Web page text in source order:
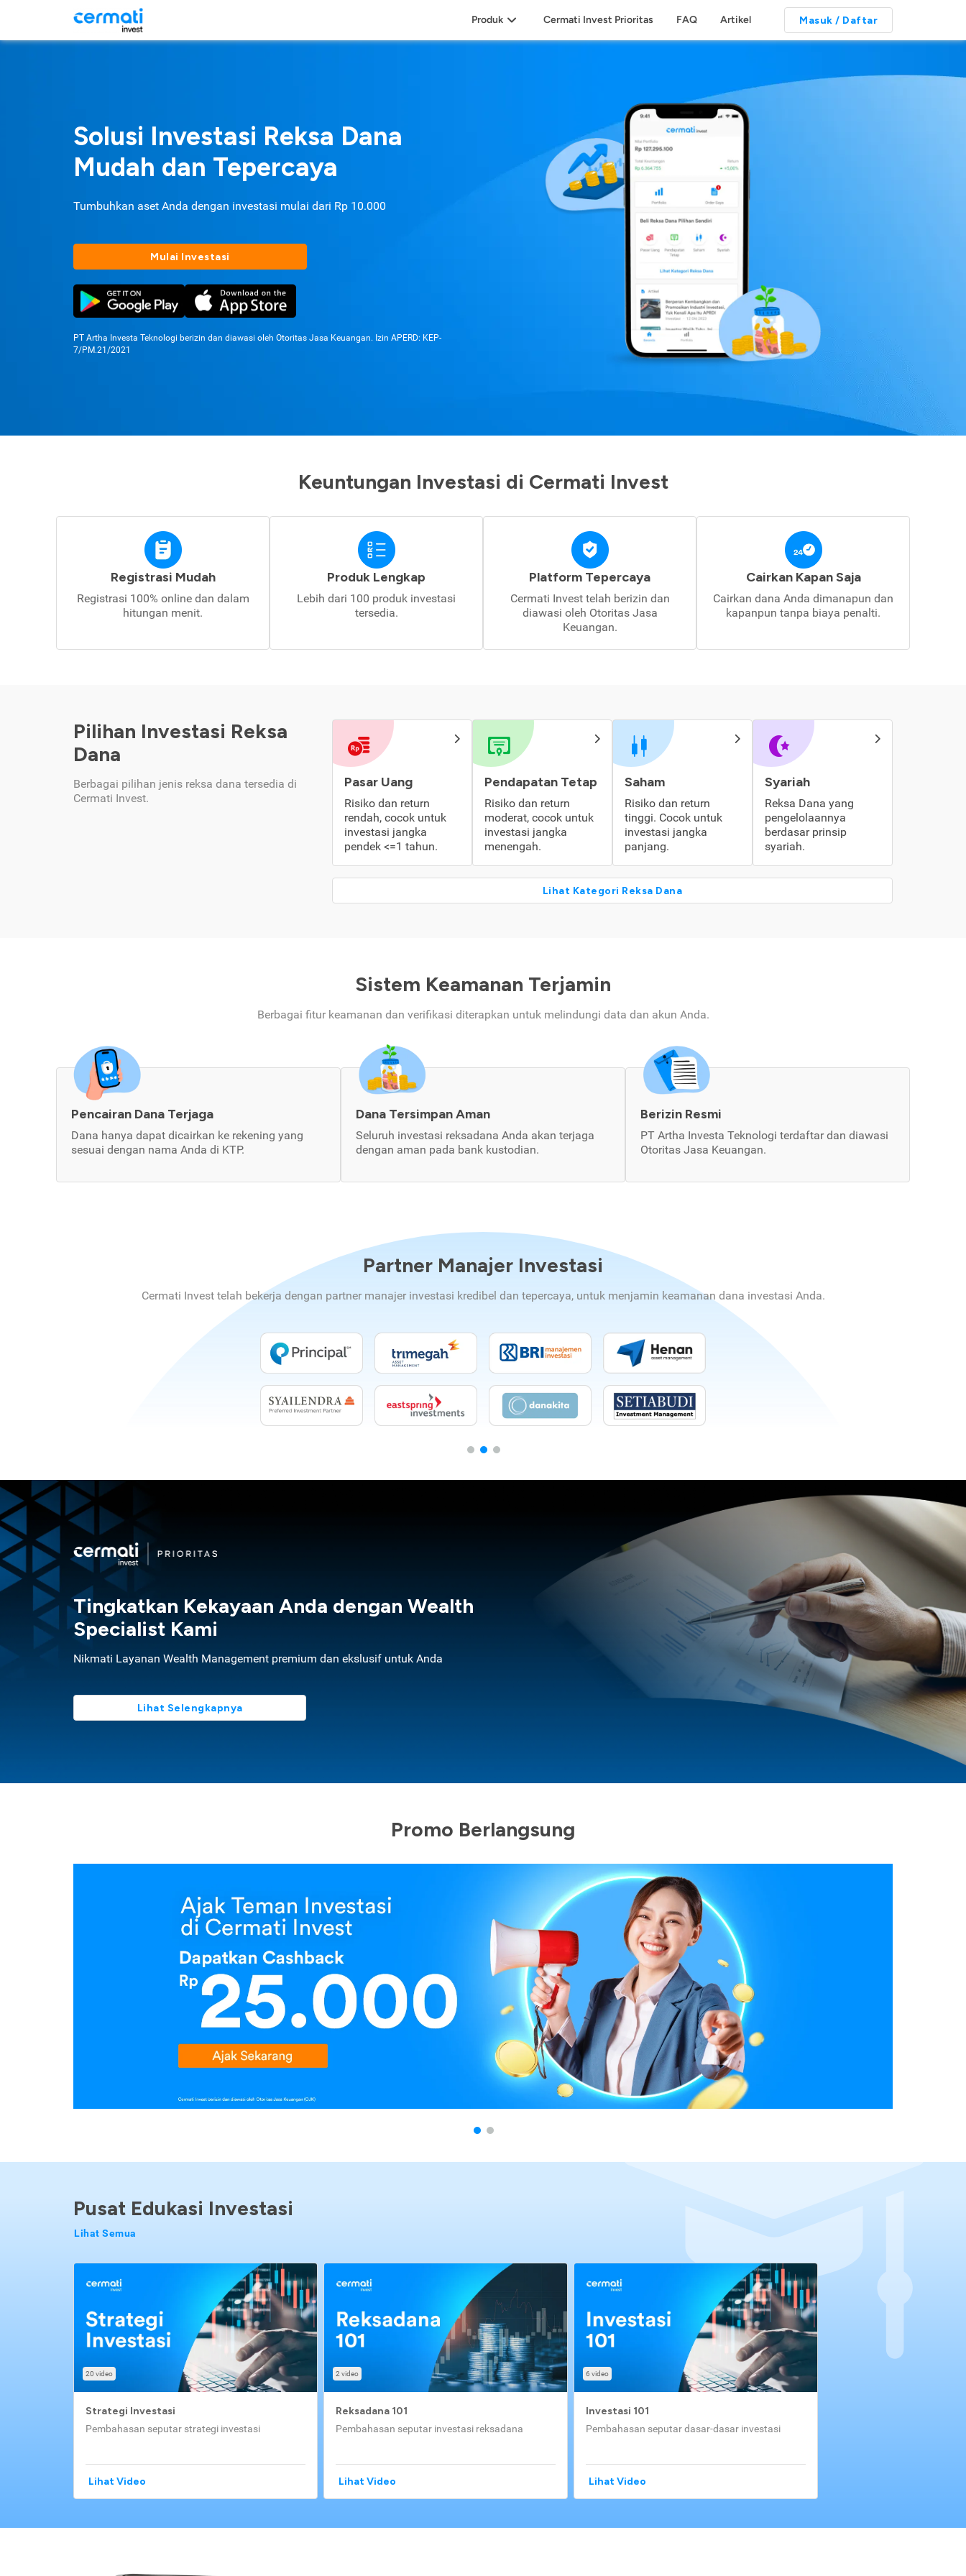
Produk Cermati Invest Prioritas FAQ Artikel Masuk / Daftar
Solusi Investasi Reksa Dana
Mudah dan Tepercaya
Tumbuhkan aset Anda dengan investasi mulai dari Rp 10.000
Mulai Investasi
PT Artha Investa Teknologi berizin dan diawasi oleh Otoritas Jasa Keuangan. Izin APERD: KEP-
7/PM.21/2021
Keuntungan Investasi di Cermati Invest
Registrasi Mudah
Registrasi 100% online dan dalam
hitungan menit.
Produk Lengkap
Lebih dari 100 produk investasi
tersedia.
Platform Tepercaya
Cermati Invest telah berizin dan
diawasi oleh Otoritas Jasa
Keuangan.
Cairkan Kapan Saja
Cairkan dana Anda dimanapun dan
kapanpun tanpa biaya penalti.
Pilihan Investasi Reksa
Dana
Berbagai pilihan jenis reksa dana tersedia di
Cermati Invest.
Pasar Uang
Risiko dan return
rendah, cocok untuk
investasi jangka
pendek <=1 tahun.
Pendapatan Tetap
Risiko dan return
moderat, cocok untuk
investasi jangka
menengah.
Saham
Risiko dan return
tinggi. Cocok untuk
investasi jangka
panjang.
Syariah
Reksa Dana yang
pengelolaannya
berdasar prinsip
syariah.
Lihat Kategori Reksa Dana
Sistem Keamanan Terjamin
Berbagai fitur keamanan dan verifikasi diterapkan untuk melindungi data dan akun Anda.
Pencairan Dana Terjaga
Dana hanya dapat dicairkan ke rekening yang
sesuai dengan nama Anda di KTP.
Dana Tersimpan Aman
Seluruh investasi reksadana Anda akan terjaga
dengan aman pada bank kustodian.
Berizin Resmi
PT Artha Investa Teknologi terdaftar dan diawasi
Otoritas Jasa Keuangan.
Partner Manajer Investasi
Cermati Invest telah bekerja dengan partner manajer investasi kredibel dan tepercaya, untuk menjamin keamanan dana investasi Anda.
Tingkatkan Kekayaan Anda dengan Wealth
Specialist Kami
Nikmati Layanan Wealth Management premium dan ekslusif untuk Anda
Lihat Selengkapnya
Promo Berlangsung
Pusat Edukasi Investasi
Lihat Semua
20 video
Strategi Investasi
Pembahasan seputar strategi investasi
Lihat Video
2 video
Reksadana 101
Pembahasan seputar investasi reksadana
Lihat Video
6 video
Investasi 101
Pembahasan seputar dasar-dasar investasi
Lihat Video